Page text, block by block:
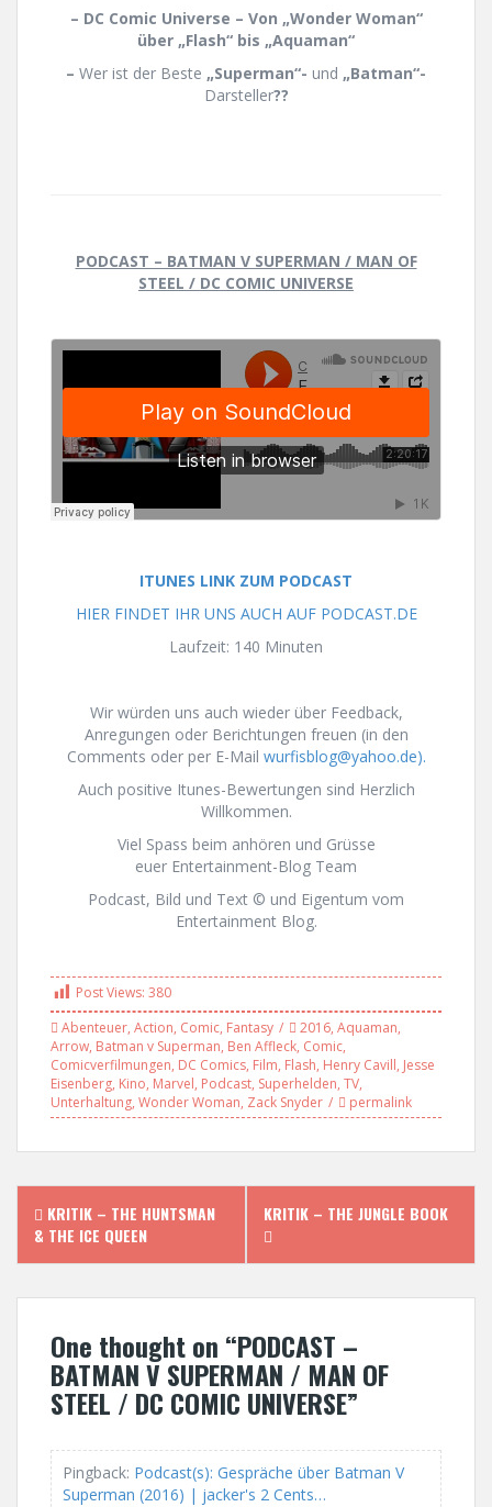
– DC Comic Universe – Von „Wonder Woman“
über „Flash“ bis „Aquaman“
– Wer ist der Beste „Superman“- und „Batman“-
Darsteller??
PODCAST – BATMAN V SUPERMAN / MAN OF
STEEL / DC COMIC UNIVERSE
ITUNES LINK ZUM PODCAST
HIER FINDET IHR UNS AUCH AUF PODCAST.DE
Laufzeit: 140 Minuten
Wir würden uns auch wieder über Feedback,
Anregungen oder Berichtungen freuen (in den
Comments oder per E-Mail wurfisblog@yahoo.de).
Auch positive Itunes-Bewertungen sind Herzlich
Willkommen.
Viel Spass beim anhören und Grüsse
euer Entertainment-Blog Team
Podcast, Bild und Text © und Eigentum vom
Entertainment Blog.
Post Views: 380
Abenteuer, Action, Comic, Fantasy 2016, Aquaman,
Arrow, Batman v Superman, Ben Affleck, Comic,
Comicverfilmungen, DC Comics, Film, Flash, Henry Cavill, Jesse
Eisenberg, Kino, Marvel, Podcast, Superhelden, TV,
Unterhaltung, Wonder Woman, Zack Snyder permalink
P
o
s
KRITIK – THE HUNTSMAN
& THE ICE QUEEN
KRITIK – THE JUNGLE BOOK
One thought on “PODCAST –
BATMAN V SUPERMAN / MAN OF
STEEL / DC COMIC UNIVERSE”
Pingback: Podcast(s): Gespräche über Batman V
Superman (2016) | jacker's 2 Cents…